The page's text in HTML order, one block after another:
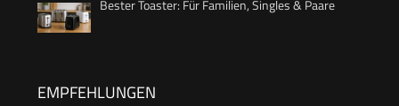
Bester Toaster: Für Familien, Singles & Paare
EMPFEHLUNGEN